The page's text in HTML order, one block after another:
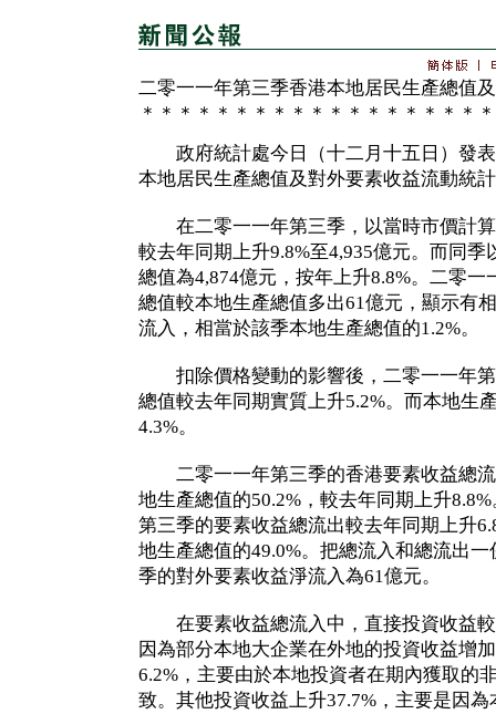
二零一一年第三季香港本地居民生產總值
＊＊＊＊＊＊＊＊＊＊＊＊＊＊＊＊＊＊
政府統計處今日（十二月十五日）發表
本地居民生產總值及對外要素收益流動統
在二零一一年第三季，以當時市價計算
較去年同期上升9.8%至4,935億元。而同
總值為4,874億元，按年上升8.8%。二零
總值較本地生產總值多出61億元，顯示有
流入，相當於該季本地生產總值的1.2%。
扣除價格變動的影響後，二零一一年第
總值較去年同期實質上升5.2%。而本地生
4.3%。
二零一一年第三季的香港要素收益總流
地生產總值的50.2%，較去年同期上升
第三季的要素收益總流出較去年同期上升
地生產總值的49.0%。把總流入和總流出
季的對外要素收益淨流入為61億元。
在要素收益總流入中，直接投資收益較
因為部分本地大企業在外地的投資收益增
6.2%，主要由於本地投資者在期內獲取的
致。其他投資收益上升37.7%，主要是因